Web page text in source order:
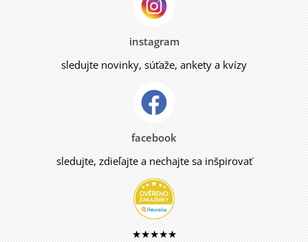
instagram
sledujte novinky, súťaže, ankety a kvízy
facebook
sledujte, zdieľajte a nechajte sa inšpirovať
★★★★★